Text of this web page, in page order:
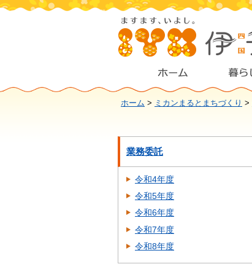
ホーム > ミカンまるとまちづくり >
業務委託
令和4年度
令和5年度
令和6年度
令和7年度
令和8年度